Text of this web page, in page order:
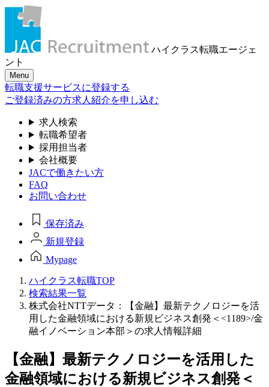
ハイクラス転職エージェ
ント
Menu
転職支援サービスに登録する
ご登録済みの方求人紹介を申し込む
求人検索
転職希望者
採用担当者
会社概要
JACで働きたい方
FAQ
お問い合わせ
保存済み
新規登録
Mypage
ハイクラス転職TOP
検索結果一覧
株式会社NTTデータ：【金融】最新テクノロジーを活
用した金融領域における新規ビジネス創発＜<1189>/金
融イノベーション本部＞の求人情報詳細
【金融】最新テクノロジーを活用した
金融領域における新規ビジネス創発＜